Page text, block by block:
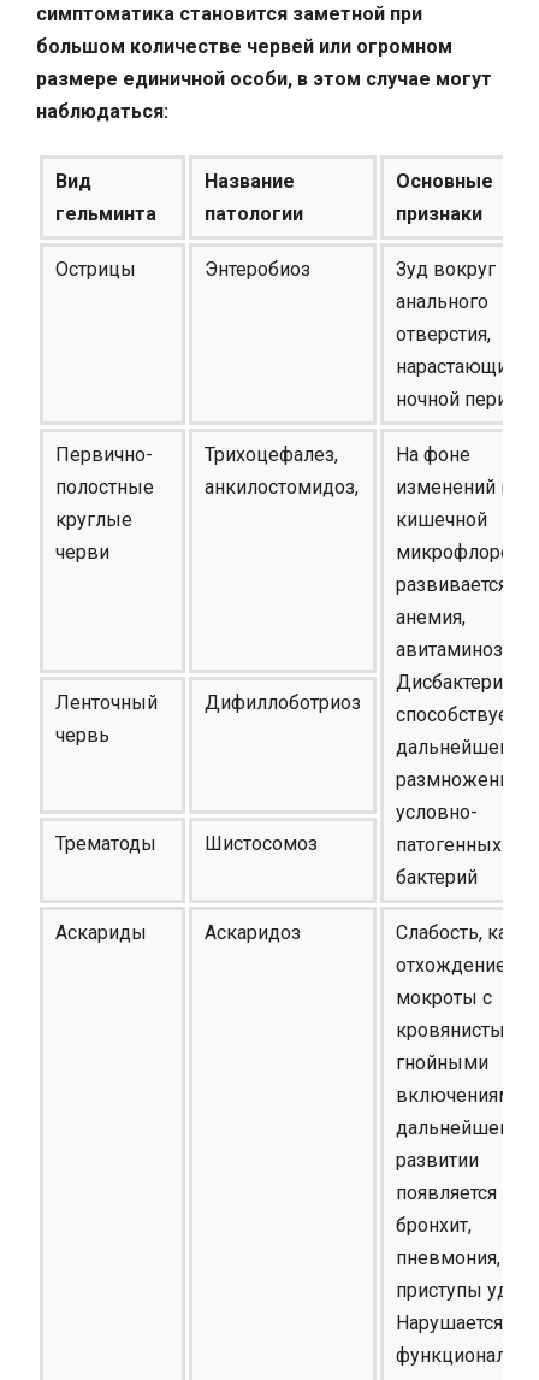
симптоматика становится заметной при
большом количестве червей или огромном
размере единичной особи, в этом случае могут
наблюдаться:
Вид
гельминта
Название
патологии
Основные
признаки
Острицы Энтеробиоз
Зуд вокруг
анального
отверстия,
нарастающий в
ночной период
Первично-
полостные
круглые
черви
Трихоцефалез,
анкилостомидоз,
На фоне
изменений в
кишечной
микрофлоре
развивается
анемия,
авитаминоз.
Дисбактериоз
способствует
дальнейшему
размножению
условно-
патогенных
бактерий
Ленточный
червь
Дифиллоботриоз
Трематоды Шистосомоз
Аскариды Аскаридоз
Слабость,
отхождение
мокроты с
кровянистыми
гнойными
включениями.
дальнейшем
развитии
появляется
бронхит,
пневмония,
приступы
Нарушается